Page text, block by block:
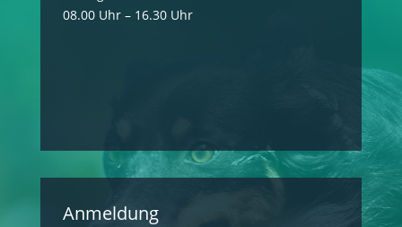
08.00 Uhr – 16.30 Uhr
Anmeldung